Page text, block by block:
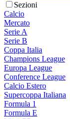
Sezioni
Calcio
Mercato
Serie A
Serie B
Coppa Italia
Champions League
Europa League
Conference League
Calcio Estero
Supercoppa Italiana
Formula 1
Formula E